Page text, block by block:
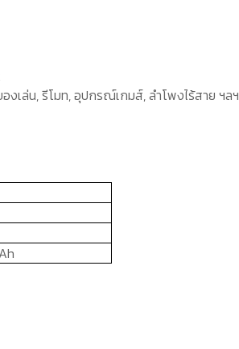
งเล่น,รีโมท,อุปกรณ์เกมส์,ลำโพงไร้สาย ฯลฯ